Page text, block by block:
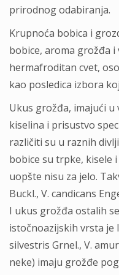
prirodnog odabiranja.
Krupnoća bobica i
bobice, aroma grožđa
hermafroditan cvet,
kao posledica izbora
Ukus grožđa, imajući u
kiselina i prisustvo
različiti su u raznih
bobice su trpke, kisele
uopšte nisu za jelo.
Buckl., V. candicans
I ukus grožđa ostalih
istočnoazijskih vrsta je
silvestris Grnel., V.
neke) imaju grožđe